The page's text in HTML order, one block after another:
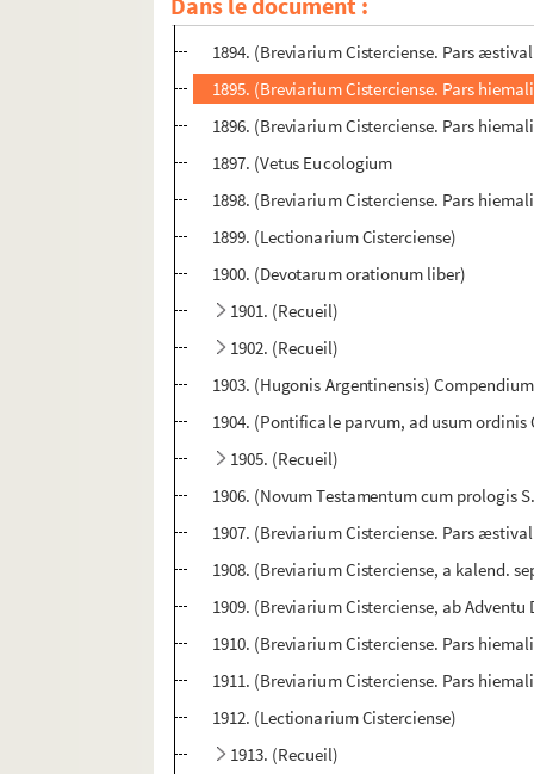
1893. (Incertorum, Summa sermonum de
1894. (Breviarium Cisterciense. Pars
1895. (Breviarium Cisterciense. Pars
1896. (Breviarium Cisterciense. Pars
1897. (Vetus Eucologium
1898. (Breviarium Cisterciense. Pars
1899. (Lectionarium Cisterciense)
1900. (Devotarum orationum liber)
1901. (Recueil)
1902. (Recueil)
1903. (Hugonis Argentinensis)
1904. (Pontificale parvum, ad usum ordinis
1905. (Recueil)
1906. (Novum Testamentum cum prologis
1907. (Breviarium Cisterciense. Pars
1908. (Breviarium Cisterciense, a kalend.
1909. (Breviarium Cisterciense, ab
1910. (Breviarium Cisterciense. Pars
1911. (Breviarium Cisterciense. Pars
1912. (Lectionarium Cisterciense)
1913. (Recueil)